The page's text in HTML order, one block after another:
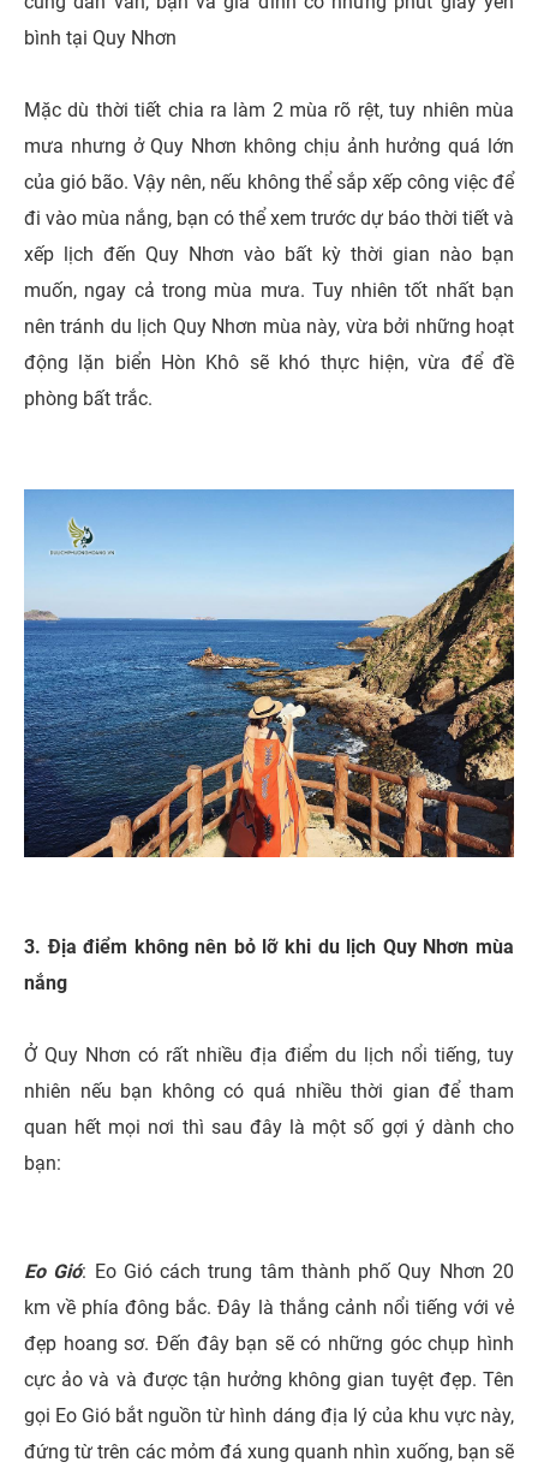
bình tại Quy Nhơn
Mặc dù thời tiết chia ra làm 2 mùa rõ rệt, tuy nhiên mùa
mưa nhưng ở Quy Nhơn không chịu ảnh hưởng quá lớn
của gió bão. Vậy nên, nếu không thể sắp xếp công việc để
đi vào mùa nắng, bạn có thể xem trước dự báo thời tiết và
xếp lịch đến Quy Nhơn vào bất kỳ thời gian nào bạn
muốn, ngay cả trong mùa mưa. Tuy nhiên tốt nhất bạn
nên tránh du lịch Quy Nhơn mùa này, vừa bởi những hoạt
động lặn biển Hòn Khô sẽ khó thực hiện, vừa để đề
phòng bất trắc.
3. Địa điểm không nên bỏ lỡ khi du lịch Quy Nhơn mùa
nắng
Ở Quy Nhơn có rất nhiều địa điểm du lịch nổi tiếng, tuy
nhiên nếu bạn không có quá nhiều thời gian để tham
quan hết mọi nơi thì sau đây là một số gợi ý dành cho
bạn:
Eo Gió: Eo Gió cách trung tâm thành phố Quy Nhơn 20
km về phía đông bắc. Đây là thắng cảnh nổi tiếng với vẻ
đẹp hoang sơ. Đến đây bạn sẽ có những góc chụp hình
cực ảo và và được tận hưởng không gian tuyệt đẹp. Tên
gọi Eo Gió bắt nguồn từ hình dáng địa lý của khu vực này,
đứng từ trên các mỏm đá xung quanh nhìn xuống, bạn sẽ